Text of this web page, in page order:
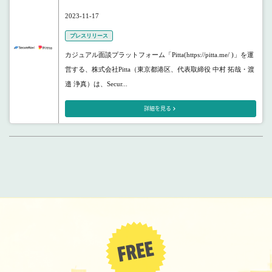
2023-11-17
プレスリリース
カジュアル面談プラットフォーム「Pitta(https://pitta.me/ )」を運
営する、株式会社Pitta（東京都港区、代表取締役 中村 拓哉・渡
邉 浄真）は、Secur...
詳細を見る